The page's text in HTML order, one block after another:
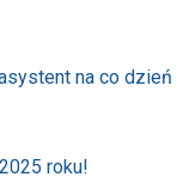
na co dzień
roku!